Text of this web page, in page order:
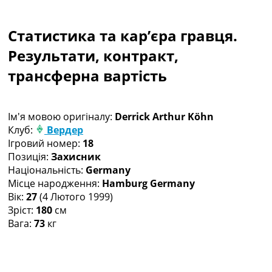
Чемпіонат Світу
Україна. Прем’єр-Ліга
Україна. Перша Ліга
Ліга Чемпіонів
Ще Турніри >>>
Таблиці
Чемпіонат Світу. Турнирні таблиці
Таблиця УПЛ
Перша Ліга
Таблиця АПЛ
Таблиця Ла Ліги
Таблиця Ліги Чемпіонів
Всі таблиці >>>
Статистика та кар’єра гравця.
Результати, контракт,
трансферна вартість
Ім'я мовою оригіналу: Derrick Arthur Köhn
Клуб:
Вердер
Ігровий номер: 18
Позиція: Захисник
Національність: Germany
Місце народження: Hamburg Germany
Вік: 27(4 Лютого 1999)
Зріст: 180 см
Вага: 73 кг